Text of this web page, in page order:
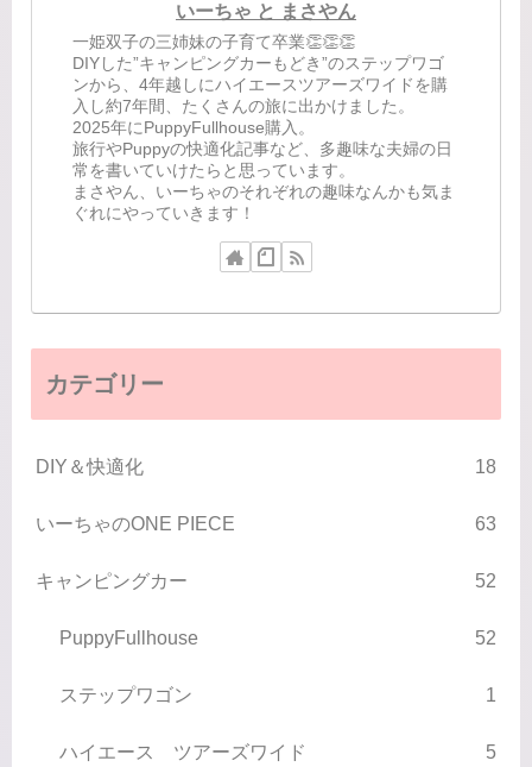
いーちゃ と まさやん
一姫双子の三姉妹の子育て卒業👏👏👏
DIYした”キャンピングカーもどき”のステップワゴ
ンから、4年越しにハイエースツアーズワイドを購
入し約7年間、たくさんの旅に出かけました。
2025年にPuppyFullhouse購入。
旅行やPuppyの快適化記事など、多趣味な夫婦の日
常を書いていけたらと思っています。
まさやん、いーちゃのそれぞれの趣味なんかも気ま
ぐれにやっていきます！
カテゴリー
DIY＆快適化 18
いーちゃのONE PIECE 63
キャンピングカー 52
PuppyFullhouse 52
ステップワゴン 1
ハイエース ツアーズワイド 5